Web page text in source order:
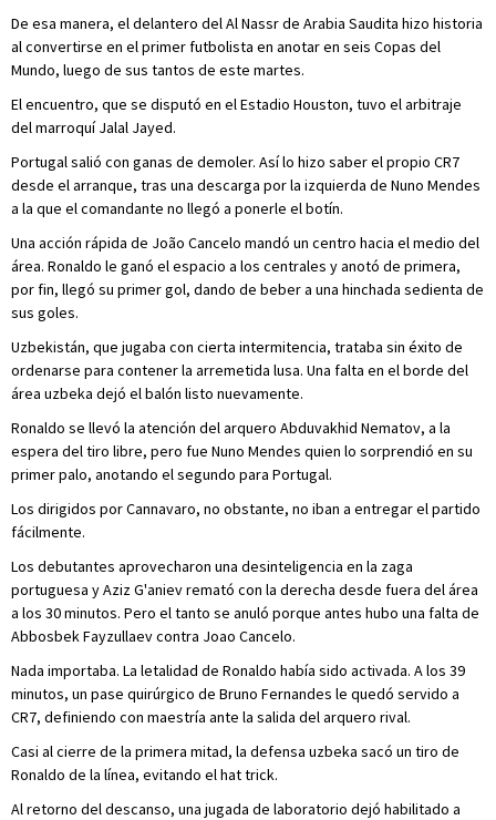
De esa manera, el delantero del Al Nassr de Arabia Saudita hizo historia
al convertirse en el primer futbolista en anotar en seis Copas del
Mundo, luego de sus tantos de este martes.
El encuentro, que se disputó en el Estadio Houston, tuvo el arbitraje
del marroquí Jalal Jayed.
Portugal salió con ganas de demoler. Así lo hizo saber el propio CR7
desde el arranque, tras una descarga por la izquierda de Nuno Mendes
a la que el comandante no llegó a ponerle el botín.
Una acción rápida de João Cancelo mandó un centro hacia el medio del
área. Ronaldo le ganó el espacio a los centrales y anotó de primera,
por fin, llegó su primer gol, dando de beber a una hinchada sedienta de
sus goles.
Uzbekistán, que jugaba con cierta intermitencia, trataba sin éxito de
ordenarse para contener la arremetida lusa. Una falta en el borde del
área uzbeka dejó el balón listo nuevamente.
Ronaldo se llevó la atención del arquero Abduvakhid Nematov, a la
espera del tiro libre, pero fue Nuno Mendes quien lo sorprendió en su
primer palo, anotando el segundo para Portugal.
Los dirigidos por Cannavaro, no obstante, no iban a entregar el partido
fácilmente.
Los debutantes aprovecharon una desinteligencia en la zaga
portuguesa y Aziz G'aniev remató con la derecha desde fuera del área
a los 30 minutos. Pero el tanto se anuló porque antes hubo una falta de
Abbosbek Fayzullaev contra Joao Cancelo.
Nada importaba. La letalidad de Ronaldo había sido activada. A los 39
minutos, un pase quirúrgico de Bruno Fernandes le quedó servido a
CR7, definiendo con maestría ante la salida del arquero rival.
Casi al cierre de la primera mitad, la defensa uzbeka sacó un tiro de
Ronaldo de la línea, evitando el hat trick.
Al retorno del descanso, una jugada de laboratorio dejó habilitado a